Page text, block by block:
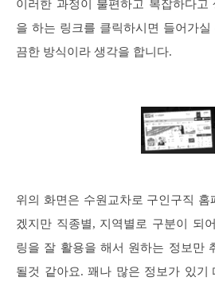
이러한 과정이 불편하고 복잡하다고
을 하는 링크를 클릭하시면 들어가
끔한 방식이라 생각을 합니다.
위의 화면은 수원교차로 구인구직
겠지만 직종별, 지역별로 구분이 되
링을 잘 활용을 해서 원하는 정보만
될것 같아요. 꽤나 많은 정보가 있기